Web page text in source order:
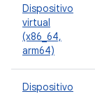
Dispositivo
virtual
(x86_64,
arm64)
Dispositivo